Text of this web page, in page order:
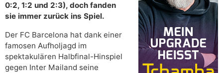
0:2, 1:2 und 2:3), doch fanden
sie immer zurück ins Spiel.
Der FC Barcelona hat dank einer
famosen Aufholjagd im
spektakulären Halbfinal-Hinspiel
gegen Inter Mailand seine